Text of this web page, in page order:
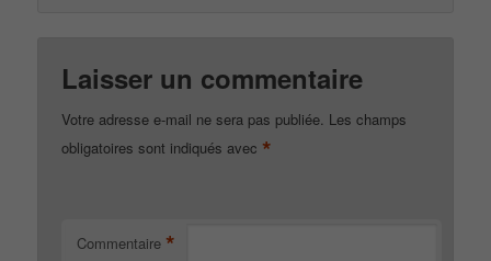
Laisser un commentaire
Votre adresse e-mail ne sera pas publiée. Les champs
obligatoires sont indiqués avec *
Commentaire *